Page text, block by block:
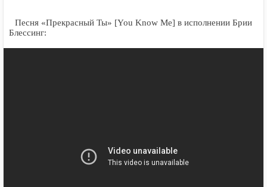
Песня «Прекрасный Ты» [You Know Me] в исполнении Брии
Блессинг: